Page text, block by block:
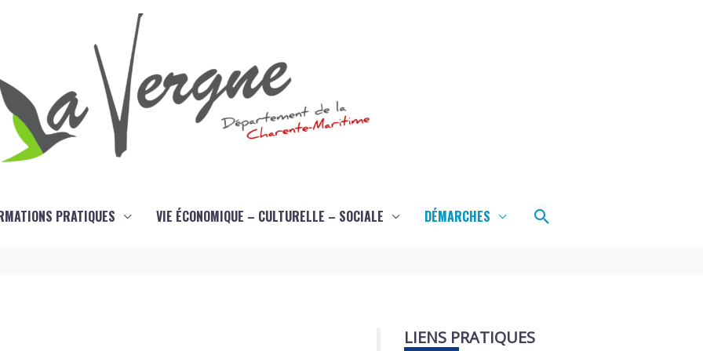
PRATIQUES VIE ÉCONOMIQUE – CULTURELLE – SOCIALE DÉMARCHES Rechercher
LIENS PRATIQUES